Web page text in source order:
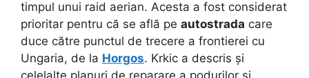
timpul unui raid aerian. Acesta a fost considerat
prioritar pentru că se află pe autostrada care
duce către punctul de trecere a frontierei cu
Ungaria, de la Horgos. Krkic a descris și